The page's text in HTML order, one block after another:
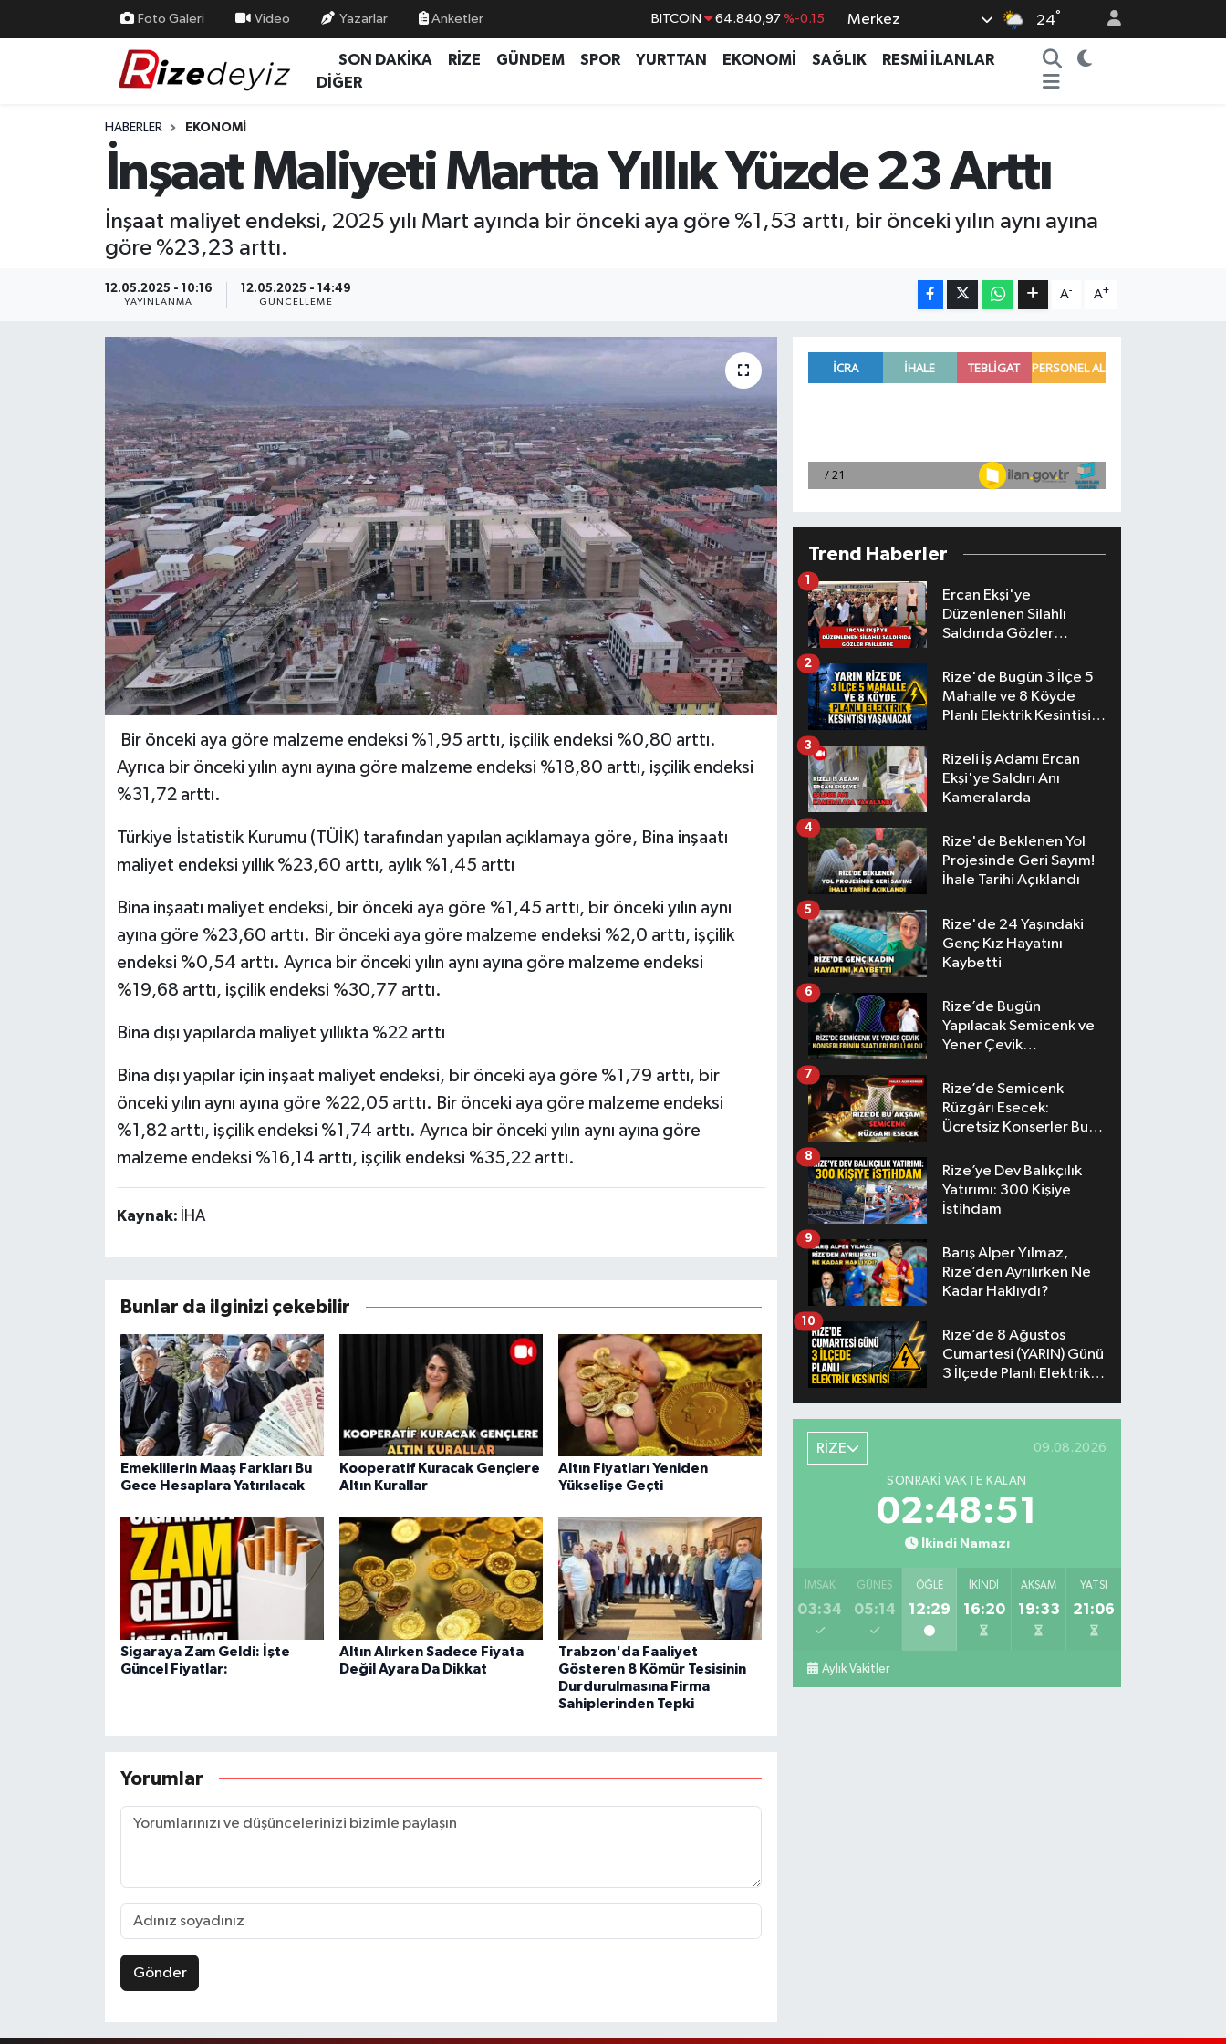
Foto Galeri Video Yazarlar Anketler BITCOIN 64.840,97 %-0.15
DOLAR 47,7436 %0.18
GRAM ALTIN 6660.55
BİST100 13.779 %-14
Merkez 24°
SON DAKİKA RİZE GÜNDEM SPOR YURTTAN EKONOMİ SAĞLIK
RESMİ İLANLAR
DİĞER
HABERLER EKONOMI
İnşaat Maliyeti Martta Yıllık Yüzde 23 Arttı
İnşaat maliyet endeksi, 2025 yılı Mart ayında bir önceki aya göre %1,53 arttı, bir önceki yılın aynı ayına
göre %23,23 arttı.
12.05.2025 - 10:16
YAYINLANMA
12.05.2025 - 14:49
GÜNCELLEME
A- A+
Bir önceki aya göre malzeme endeksi %1,95 arttı, işçilik endeksi %0,80 arttı.
Ayrıca bir önceki yılın aynı ayına göre malzeme endeksi %18,80 arttı, işçilik endeksi
%31,72 arttı.
Türkiye İstatistik Kurumu (TÜİK) tarafından yapılan açıklamaya göre, Bina inşaatı
maliyet endeksi yıllık %23,60 arttı, aylık %1,45 arttı
Bina inşaatı maliyet endeksi, bir önceki aya göre %1,45 arttı, bir önceki yılın aynı
ayına göre %23,60 arttı. Bir önceki aya göre malzeme endeksi %2,0 arttı, işçilik
endeksi %0,54 arttı. Ayrıca bir önceki yılın aynı ayına göre malzeme endeksi
%19,68 arttı, işçilik endeksi %30,77 arttı.
Bina dışı yapılarda maliyet yıllıkta %22 arttı
Bina dışı yapılar için inşaat maliyet endeksi, bir önceki aya göre %1,79 arttı, bir
önceki yılın aynı ayına göre %22,05 arttı. Bir önceki aya göre malzeme endeksi
%1,82 arttı, işçilik endeksi %1,74 arttı. Ayrıca bir önceki yılın aynı ayına göre
malzeme endeksi %16,14 arttı, işçilik endeksi %35,22 arttı.
Kaynak: İHA
Bunlar da ilginizi çekebilir
Emeklilerin Maaş Farkları Bu
Gece Hesaplara Yatırılacak
Kooperatif Kuracak Gençlere
Altın Kurallar
Altın Fiyatları Yeniden
Yükselişe Geçti
Sigaraya Zam Geldi: İşte
Güncel Fiyatlar:
Altın Alırken Sadece Fiyata
Değil Ayara Da Dikkat
Trabzon'da Faaliyet
Gösteren 8 Kömür Tesisinin
Durdurulmasına Firma
Sahiplerinden Tepki
Yorumlar
Gönder
Trend Haberler
Ercan Ekşi'ye
Düzenlenen Silahlı
Saldırıda Gözler
1
Rize'de Bugün 3 İlçe 5
Mahalle ve 8 Köyde
Planlı Elektrik Kesintisi
2
Rizeli İş Adamı Ercan
Ekşi'ye Saldırı Anı
Kameralarda
3
Rize'de Beklenen Yol
Projesinde Geri Sayım!
İhale Tarihi Açıklandı
4
Rize'de 24 Yaşındaki
Genç Kız Hayatını
Kaybetti
5
Rize’de Bugün
Yapılacak Semicenk ve
Yener Çevik
Belli Oldu
6
Rize’de Semicenk
Rüzgârı Esecek:
Ücretsiz Konserler Bu
7
Rize’ye Dev Balıkçılık
Yatırımı: 300 Kişiye
İstihdam
8
Barış Alper Yılmaz,
Rize’den Ayrılırken Ne
Kadar Haklıydı?
9
Rize’de 8 Ağustos
Cumartesi (YARIN) Günü
3 İlçede Planlı Elektrik
10
RİZE 09.08.2026
SONRAKI VAKTE KALAN
02:48:50
İkindi Namazı
İMSAK
03:34
GÜNEŞ
05:14
ÖĞLE
12:29
İKINDI
16:20
AKŞAM
19:33
YATSI
21:06
Aylık Vakitler
Yurttan Haberler
Ekonomi
Teknoloji
Rize Nöbetçi Eczaneler
Rize Trafik Yoğunluk Haritası
Süper Lig Puan Durumu ve Fikstür
Tüm Manşetler
Son Dakika Haberleri